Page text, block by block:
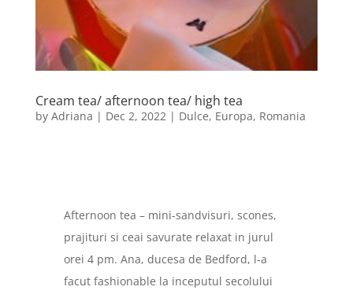
Cream tea/ afternoon tea/ high tea
by Adriana | Dec 2, 2022| Dulce, Europa, Romania
Afternoon tea – mini-sandvisuri, scones,
prajituri si ceai savurate relaxat in jurul
orei 4 pm. Ana, ducesa de Bedford, l-a
facut fashionable la inceputul secolului